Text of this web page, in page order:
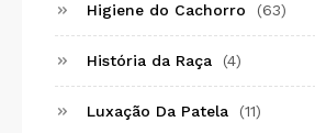
Higiene do Cachorro (63)
História da Raça (4)
Luxação Da Patela (11)